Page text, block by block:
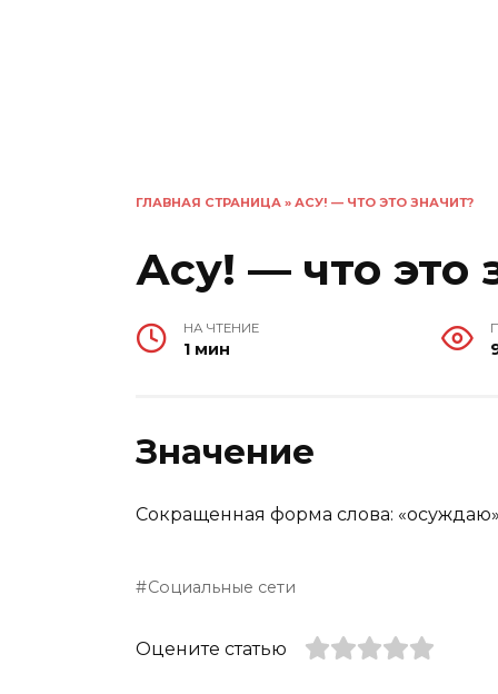
ГЛАВНАЯ СТРАНИЦА » АСУ! — ЧТО ЭТО ЗНАЧИТ?
Асу! — что это
НА ЧТЕНИЕ
1 мин
Значение
Сокращенная форма слова:
Социальные сети
Оцените статью